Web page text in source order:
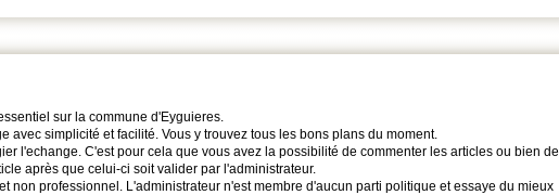
sur la commune d'Eyguieres.
avec simplicité et facilité. Vous y trouvez tous les bons plans du moment.
l'echange. C'est pour cela que vous avez la possibilité de commenter les articles ou bien de
après que celui-ci soit valider par l'administrateur.
non professionnel. L'administrateur n'est membre d'aucun parti politique et essaye du mieux